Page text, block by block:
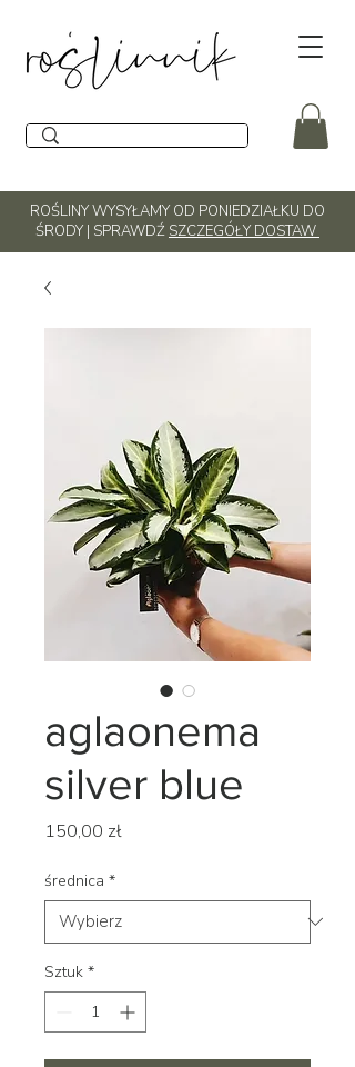
ROŚLINY WYSYŁAMY OD PONIEDZIAŁKU DO
ŚRODY | SPRAWDŹ SZCZEGÓŁY DOSTAW
aglaonema
silver blue
150,00 złCena
średnica *
Sztuk *